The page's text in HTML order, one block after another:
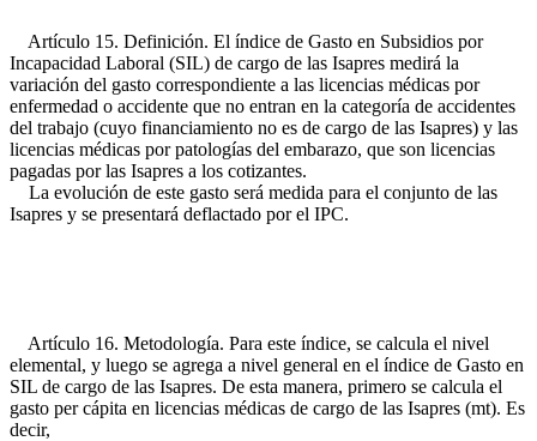
Artículo 15. Definición. El índice de Gasto en Subsidios por
Incapacidad Laboral (SIL) de cargo de las Isapres medirá la
variación del gasto correspondiente a las licencias médicas por
enfermedad o accidente que no entran en la categoría de accidentes
del trabajo (cuyo financiamiento no es de cargo de las Isapres) y las
licencias médicas por patologías del embarazo, que son licencias
pagadas por las Isapres a los cotizantes.
La evolución de este gasto será medida para el conjunto de las
Isapres y se presentará deflactado por el IPC.
Artículo 16. Metodología. Para este índice, se calcula el nivel
elemental, y luego se agrega a nivel general en el índice de Gasto en
SIL de cargo de las Isapres. De esta manera, primero se calcula el
gasto per cápita en licencias médicas de cargo de las Isapres (mt). Es
decir,